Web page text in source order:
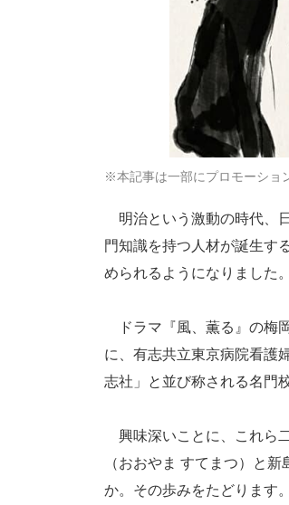
※本記事は一部にプロモーショ
明治という激動の時代、
門知識を持つ人材が誕生す
められるようになりました。
ドラマ『風、薫る』の梅
に、有志共立東京病院看護
志社」と並び称される名門
興味深いことに、これら
（おおやま すてまつ）と
か。その歩みをたどります。